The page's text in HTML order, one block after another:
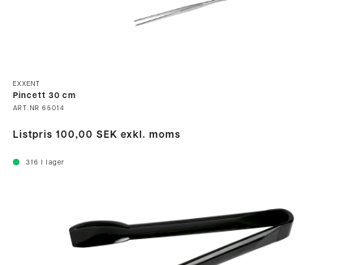
EXXENT
Pincett 30 cm
ART.NR 65014
Listpris 100,00 SEK exkl. moms
316 I lager